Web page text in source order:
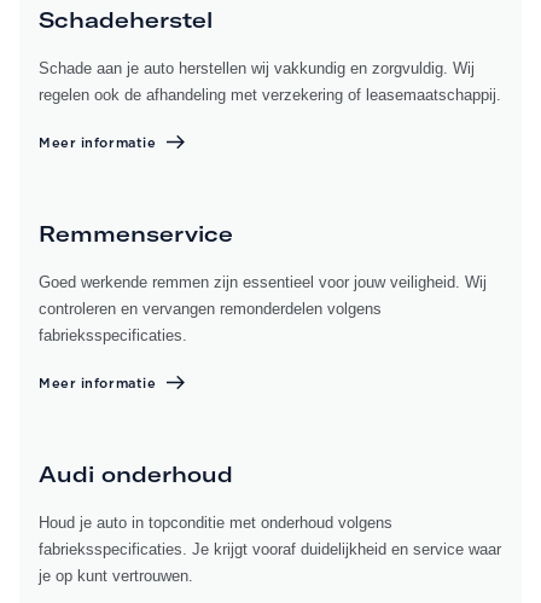
Schadeherstel
Schade aan je auto herstellen wij vakkundig en zorgvuldig. Wij
regelen ook de afhandeling met verzekering of leasemaatschappij.
Meer informatie
Remmenservice
Goed werkende remmen zijn essentieel voor jouw veiligheid. Wij
controleren en vervangen remonderdelen volgens
fabrieksspecificaties.
Meer informatie
Audi onderhoud
Houd je auto in topconditie met onderhoud volgens
fabrieksspecificaties. Je krijgt vooraf duidelijkheid en service waar
je op kunt vertrouwen.